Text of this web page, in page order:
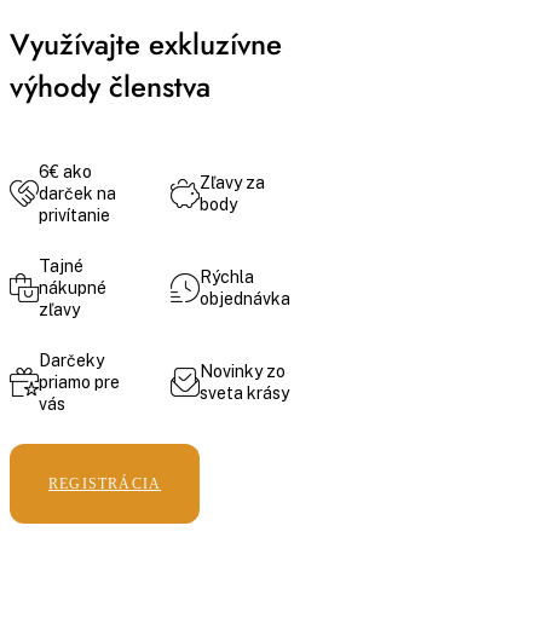
Využívajte exkluzívne
výhody členstva
6€ ako
darček na
privítanie
Zľavy za
body
Tajné
nákupné
zľavy
Rýchla
objednávka
Darčeky
priamo pre
vás
Novinky zo
sveta krásy
REGISTRÁCIA